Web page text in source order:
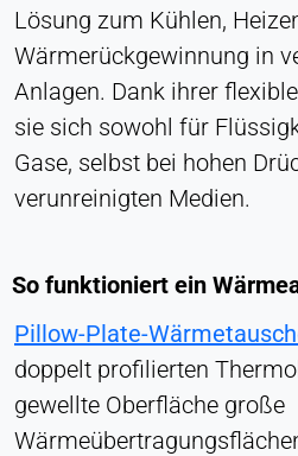
Lösung zum Kühlen,
Wärmerückgewinnung in
Anlagen. Dank ihrer
sie sich sowohl für
Gase, selbst bei hohen
verunreinigten Medien.
So funktioniert ein
Pillow-Plate-
doppelt profilierten
gewellte Oberfläche große
werden anonymisiert
Matomo
Heat Transfer Technology
Zweck:
Statistik
Sitzung
VERMARKTUNG
Zur Messung der
Identifizierung